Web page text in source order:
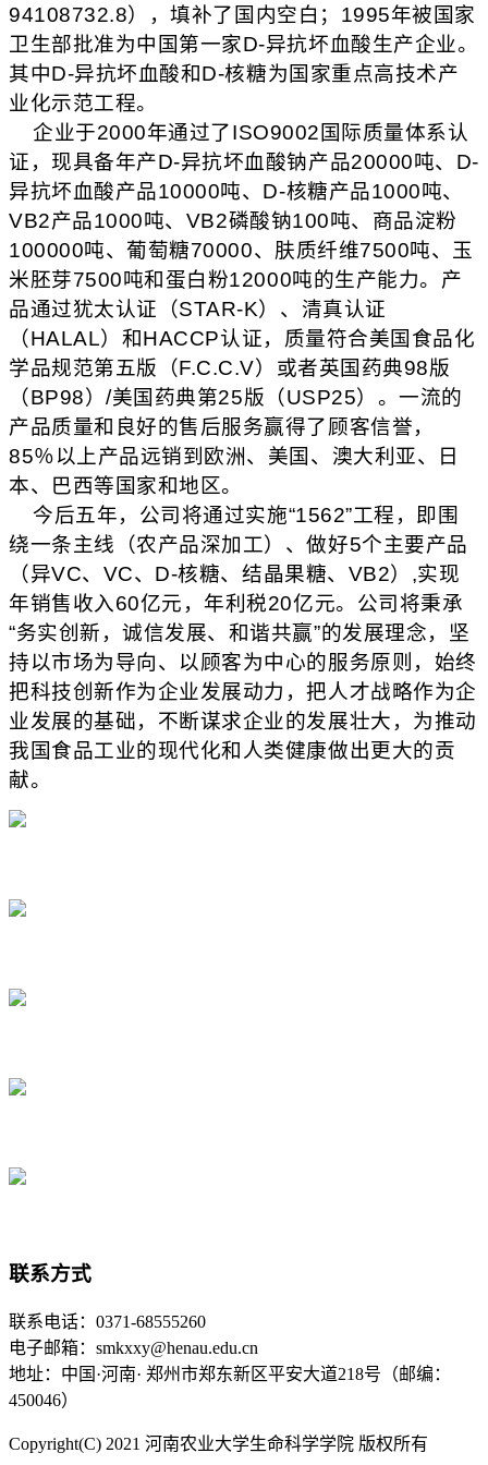
94108732.8），填补了国内空白； 1995年被国家
卫生部批准为中国第一家D-异抗坏血酸生产企业。
其中D-异抗坏血酸和D-核糖为国家重点高技术产
业化示范工程。
企业于2000年通过了ISO9002 国际质量体系认
证，现具备年产D-异抗坏血酸钠产品20000吨、 D-
异抗坏血酸产品10000吨、 D-核糖产品1000吨、
VB2产品1000吨、 VB2磷酸钠100吨、商品淀粉
100000吨、葡萄糖70000、肤质纤维7500吨、玉
米胚芽7500吨和蛋白粉12000吨的生产能力。产
品通过犹太认证（STAR-K）、清真认证
（HALAL）和HACCP认证，质量符合美国食品化
学品规范第五版（F.C.C.V）或者英国药典98版
（BP98）/美国药典第25版（USP25）。一流的
产品质量和良好的售后服务赢得了顾客信誉，
85％以上产品远销到欧洲、美国、澳大利亚、日
本、巴西等国家和地区。
今后五年，公司将通过实施“1562”工程，即围
绕一条主线（农产品深加工）、做好5个主要产品
（异VC、 VC、 D-核糖、结晶果糖、 VB2） ,实现
年销售收入60亿元，年利税20亿元。公司将秉承
“务实创新，诚信发展、和谐共赢”的发展理念，坚
持以市场为导向、以顾客为中心的服务原则，始终
把科技创新作为企业发展动力，把人才战略作为企
业发展的基础，不断谋求企业的发展壮大，为推动
我国食品工业的现代化和人类健康做出更大的贡
献。
联系方式
联系电话：0371-68555260
电子邮箱：smkxxy@henau.edu.cn
地址：中国·河南· 郑州市郑东新区平安大道218号（邮编：
450046）
Copyright(C) 2021 河南农业大学生命科学学院 版权所有